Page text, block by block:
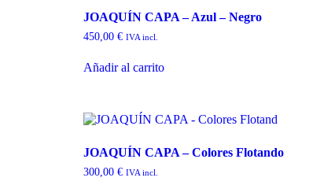
JOAQUÍN CAPA – Azul – Negro
450,00 € IVA incl.
Añadir al carrito
JOAQUÍN CAPA – Colores Flotando
300,00 € IVA incl.